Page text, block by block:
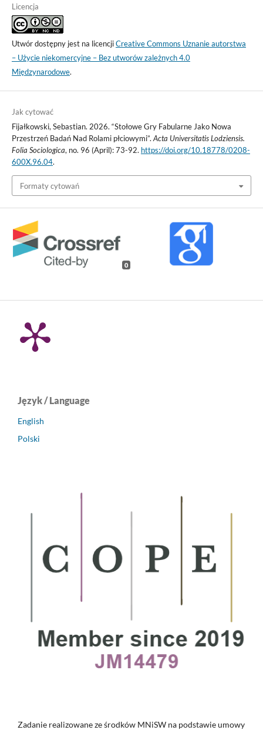
Licencja
Utwór dostępny jest na licencjiCreative Commons Uznanie autorstwa
– Użycie niekomercyjne – Bez utworów zależnych 4.0
Międzynarodowe.
Jak cytować
Fijałkowski, Sebastian. 2026. “Stołowe Gry Fabularne Jako Nowa
Przestrzeń Badań Nad Rolami płciowymi”.Acta Universitatis Lodziensis.
Folia Sociologica, no. 96 (April): 73-92. https://doi.org/10.18778/0208-
600X.96.04.
Formaty cytowań
0
Język / Language
English
Polski
Zadanie realizowane ze środków MNiSW na podstawie umowy